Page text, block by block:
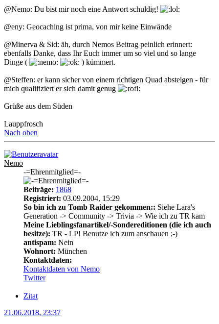
@Nemo: Du bist mir noch eine Antwort schuldig!
@eny: Geocaching ist prima, von mir keine Einwände
@Minerva & Sid: äh, durch Nemos Beitrag peinlich erinnert:
ebenfalls Danke, dass Ihr Euch immer um so viel und so lange
Dinge (
) kümmert.
@Steffen: er kann sicher von einem richtigen Quad absteigen - für
mich qualifiziert er sich damit genug
Grüße aus dem Süden
Lauppfrosch
Nach oben
Nemo
-=Ehrenmitglied=-
Beiträge: 1868
Registriert: 03.09.2004, 15:29
So bin ich zu Tomb Raider gekommen:: Siehe Lara's
Generation -> Community -> Trivia -> Wie ich zu TR kam
Meine Lieblingsfanartikel/-Sondereditionen (die ich auch
besitze): TR - LP! Benutze ich zum anschauen ;-)
antispam: Nein
Wohnort: München
Kontaktdaten:
Kontaktdaten von Nemo
Twitter
Zitat
21.06.2018, 23:37